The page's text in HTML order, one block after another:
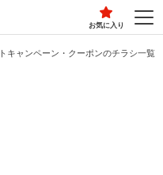
お気に入り
キャンペーン・クーポンのチラシ一覧